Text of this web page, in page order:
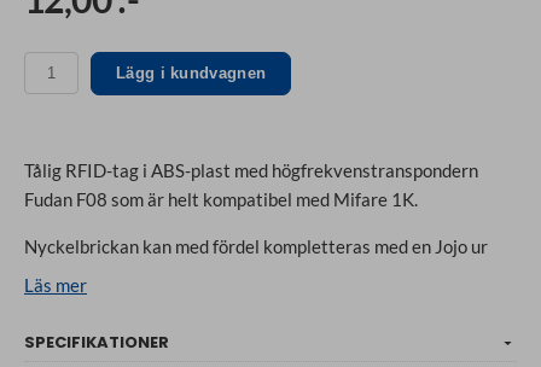
Lägg i kundvagnen
Tålig RFID-tag i ABS-plast med högfrekvenstranspondern
Fudan F08 som är helt kompatibel med Mifare 1K.
Nyckelbrickan kan med fördel kompletteras med en Jojo ur
vårt sortiment. En jojo med nyckelring att sätta RFID-taggen i
snabbt får fram taggen när det behövs.
Läs mer
SPECIFIKATIONER